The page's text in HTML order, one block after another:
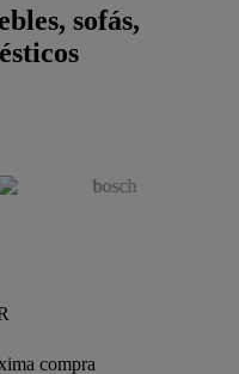
sofás,
compra